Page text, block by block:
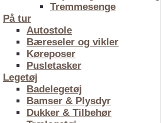
Tremmesenge
På tur
Autostole
Bæreseler og vikler
Køreposer
Pusletasker
Legetøj
Badelegetøj
Bamser & Plysdyr
Dukker & Tilbehør